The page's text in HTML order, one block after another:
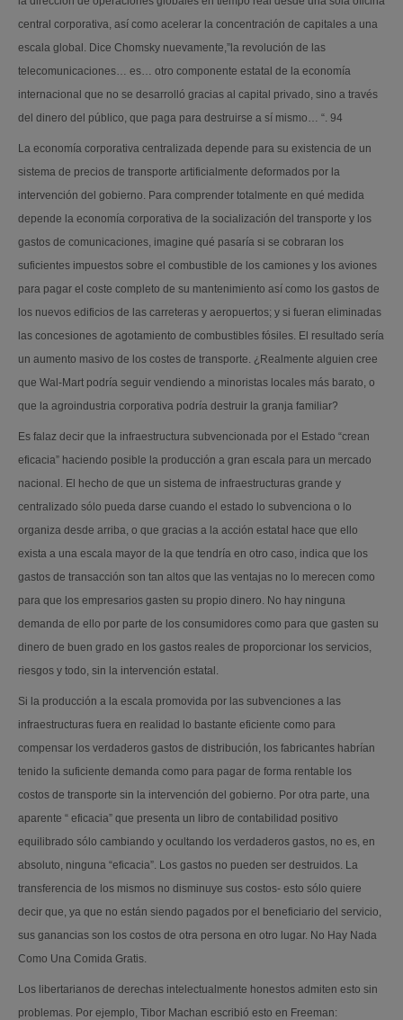
central corporativa, así como acelerar la concentración de capitales a una
escala global. Dice Chomsky nuevamente,”la revolución de las
telecomunicaciones… es… otro componente estatal de la economía
internacional que no se desarrolló gracias al capital privado, sino a través
del dinero del público, que paga para destruirse a sí mismo… “. 94
La economía corporativa centralizada depende para su existencia de un
sistema de precios de transporte artificialmente deformados por la
intervención del gobierno. Para comprender totalmente en qué medida
depende la economía corporativa de la socialización del transporte y los
gastos de comunicaciones, imagine qué pasaría si se cobraran los
suficientes impuestos sobre el combustible de los camiones y los aviones
para pagar el coste completo de su mantenimiento así como los gastos de
los nuevos edificios de las carreteras y aeropuertos; y si fueran eliminadas
las concesiones de agotamiento de combustibles fósiles. El resultado sería
un aumento masivo de los costes de transporte. ¿Realmente alguien cree
que Wal-Mart podría seguir vendiendo a minoristas locales más barato, o
que la agroindustria corporativa podría destruir la granja familiar?
Es falaz decir que la infraestructura subvencionada por el Estado “crean
eficacia” haciendo posible la producción a gran escala para un mercado
nacional. El hecho de que un sistema de infraestructuras grande y
centralizado sólo pueda darse cuando el estado lo subvenciona o lo
organiza desde arriba, o que gracias a la acción estatal hace que ello
exista a una escala mayor de la que tendría en otro caso, indica que los
gastos de transacción son tan altos que las ventajas no lo merecen como
para que los empresarios gasten su propio dinero. No hay ninguna
demanda de ello por parte de los consumidores como para que gasten su
dinero de buen grado en los gastos reales de proporcionar los servicios,
riesgos y todo, sin la intervención estatal.
Si la producción a la escala promovida por las subvenciones a las
infraestructuras fuera en realidad lo bastante eficiente como para
compensar los verdaderos gastos de distribución, los fabricantes habrían
tenido la suficiente demanda como para pagar de forma rentable los
costos de transporte sin la intervención del gobierno. Por otra parte, una
aparente “ eficacia” que presenta un libro de contabilidad positivo
equilibrado sólo cambiando y ocultando los verdaderos gastos, no es, en
absoluto, ninguna “eficacia”. Los gastos no pueden ser destruidos. La
transferencia de los mismos no disminuye sus costos- esto sólo quiere
decir que, ya que no están siendo pagados por el beneficiario del servicio,
sus ganancias son los costos de otra persona en otro lugar. No Hay Nada
Como Una Comida Gratis.
Los libertarianos de derechas intelectualmente honestos admiten esto sin
problemas. Por ejemplo, Tibor Machan escribió esto en Freeman: